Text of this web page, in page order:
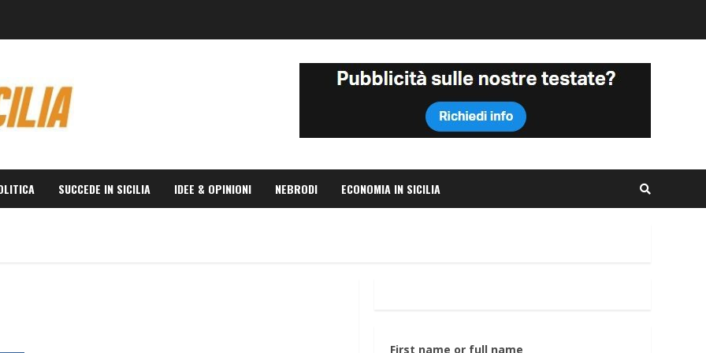
SUCCEDE IN SICILIA IDEE & OPINIONI NEBRODI ECONOMIA IN SICILIA
First name or full name